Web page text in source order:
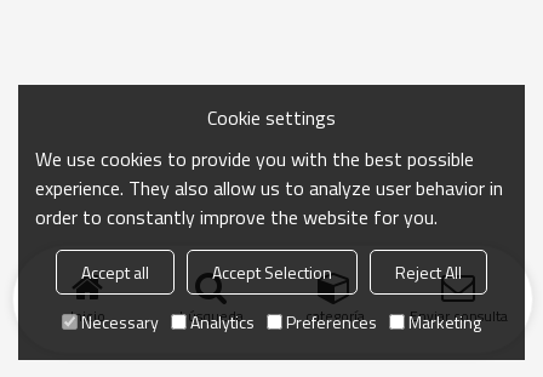
Inicio búsqueda categoría Enviar consulta
Cookie settings
We use cookies to provide you with the best possible
experience. They also allow us to analyze user behavior in
order to constantly improve the website for you.
Accept all Accept Selection
Reject All
Necessary
Analytics Preferences Marketing